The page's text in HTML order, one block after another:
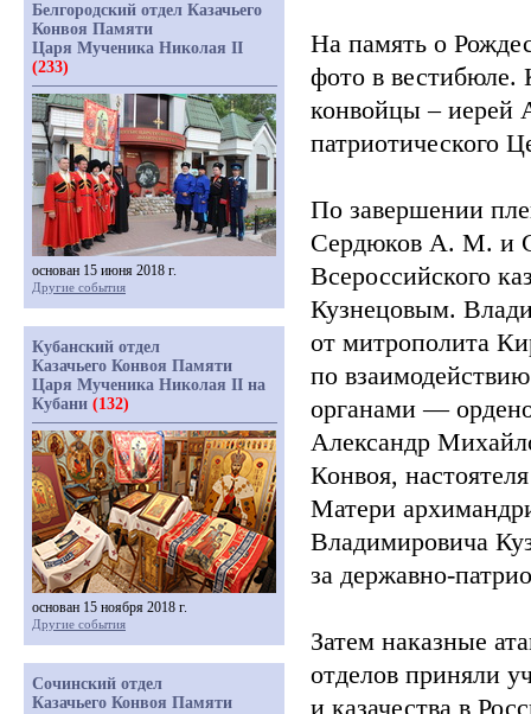
На память о
фото в вестибюле.
конвойцы – иерей
патриотического
По завершении
Сердюков А. М. и
Всероссийского
Кузнецовым.
от митрополита
по
органами —
Александр
Конвоя,
Матери
Владимировича
за державно-
Затем наказные
отделов приняли
и казачества в
Белгородский отдел Казачьего
Конвоя Памяти
Царя Мученика Николая II
(233)
основан 15 июня 2018 г.
Другие события
Кубанский отдел
Казачьего Конвоя Памяти
Царя Мученика Николая II на
Кубани (132)
основан 15 ноября 2018 г.
Другие события
Сочинский отдел
Казачьего Конвоя Памяти